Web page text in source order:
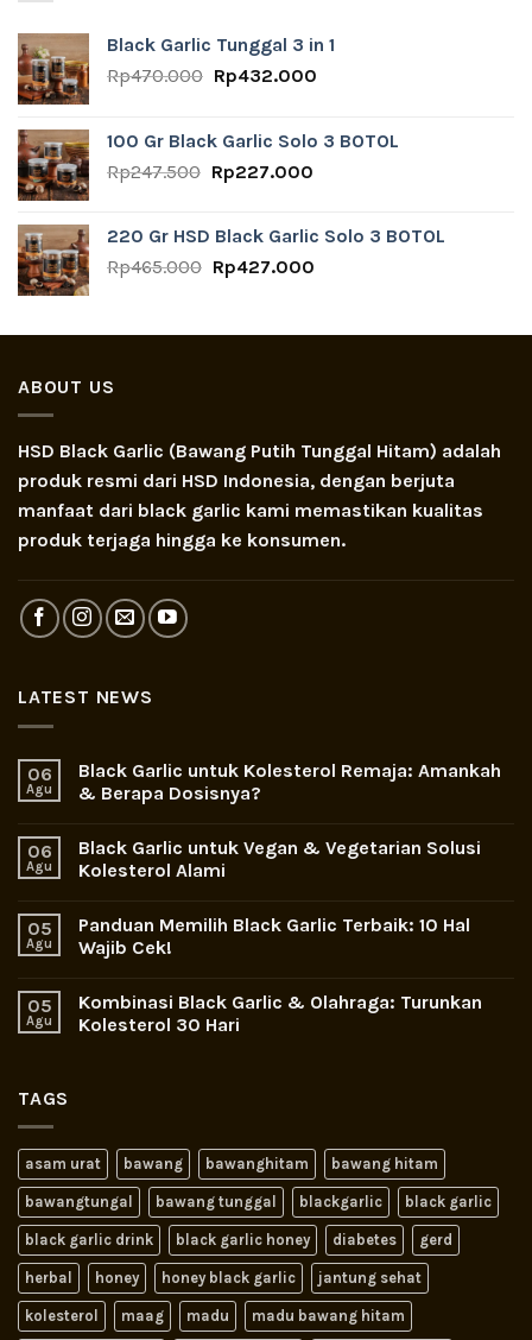
Black Garlic Tunggal 3 in 1
Rp470.000 Original
Rp470.000.
Rp432.000Current
Rp432.000.
100 Gr Black Garlic Solo 3 BOTOL
Rp247.500 Original
Rp247.500.
Rp227.000Current
Rp227.000.
220 Gr HSD Black Garlic Solo 3 BOTOL
Rp465.000 Original
Rp465.000.
Rp427.000Current
Rp427.000.
ABOUT US
HSD Black Garlic (Bawang Putih Tunggal Hitam) adalah
produk resmi dari HSD Indonesia, dengan berjuta
manfaat dari black garlic kami memastikan kualitas
produk terjaga hingga ke konsumen.
LATEST NEWS
06
Agu
Black Garlic untuk Kolesterol Remaja: Amankah
& Berapa Dosisnya?
06
Agu
Black Garlic untuk Vegan & Vegetarian Solusi
Kolesterol Alami
05
Agu
Panduan Memilih Black Garlic Terbaik: 10 Hal
Wajib Cek!
05
Agu
Kombinasi Black Garlic & Olahraga: Turunkan
Kolesterol 30 Hari
TAGS
asam urat bawang bawanghitam bawang hitam
bawangtungal bawang tunggal blackgarlic black garlic
black garlic drink black garlic honey diabetes gerd
herbal honey honey black garlic jantung sehat
kolesterol maag madu madu bawang hitam